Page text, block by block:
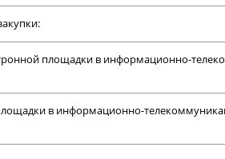
площадки в информационно-
в информационно-